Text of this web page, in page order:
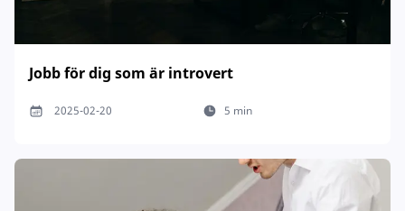
Jobb för dig som är introvert
2025-02-20 5 min